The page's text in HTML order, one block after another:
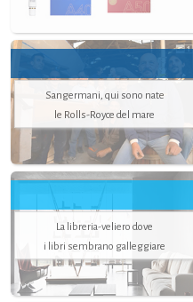
Sangermani, qui sono nate
le Rolls-Royce del mare
La libreria-veliero dove
i libri sembrano galleggiare